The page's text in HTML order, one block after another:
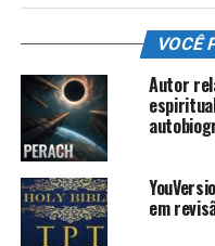
VOCÊ
Autor
em